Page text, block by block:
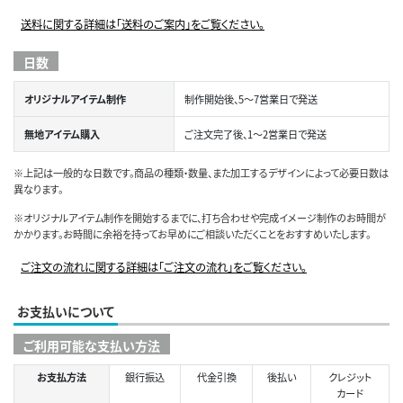
送料に関する詳細は「送料のご案内」をご覧ください。
日数
オリジナルアイテム制作 制作開始後、5～7営業日で発送
無地アイテム購入 ご注文完了後、1～2営業日で発送
※上記は一般的な日数です。商品の種類・数量、また加工するデザインによって必要日数は
異なります。
※オリジナルアイテム制作を開始するまでに、打ち合わせや完成イメージ制作のお時間が
かかります。お時間に余裕を持ってお早めにご相談いただくことをおすすめいたします。
ご注文の流れに関する詳細は「ご注文の流れ」をご覧ください。
お支払いについて
ご利用可能な支払い方法
お支払方法 銀行振込 代金引換 後払い
クレジット
カード